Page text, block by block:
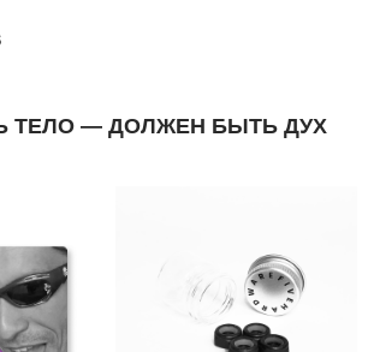
ТЕЛО — ДОЛЖЕН БЫТЬ ДУХ